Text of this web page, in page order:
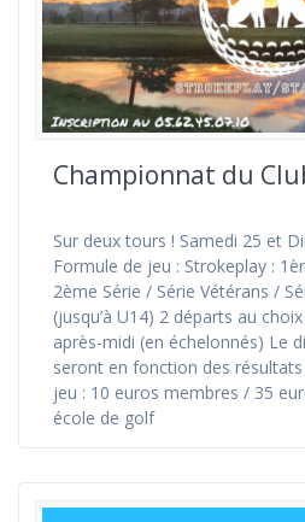
Championnat du
Sur deux tours ! Samedi 25 et
Formule de jeu : Strokeplay :
2ème Série / Série Vétérans /
(jusqu’à U14) 2 départs au
après-midi (en échelonnés) Le
seront en fonction des
jeu : 10 euros membres / 35
école de golf